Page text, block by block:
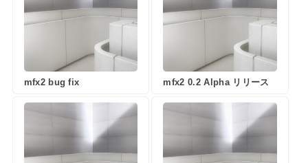
mfx2 bug fix mfx2 0.2 Alpha リリース